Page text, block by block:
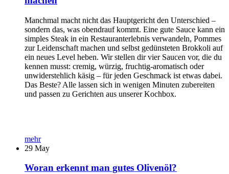
Manchmal macht nicht das Hauptgericht den Unterschied –
sondern das, was obendrauf kommt. Eine gute Sauce kann ein
simples Steak in ein Restauranterlebnis verwandeln, Pommes
zur Leidenschaft machen und selbst gedünsteten Brokkoli auf
ein neues Level heben. Wir stellen dir vier Saucen vor, die du
kennen musst: cremig, würzig, fruchtig-aromatisch oder
unwiderstehlich käsig – für jeden Geschmack ist etwas dabei.
Das Beste? Alle lassen sich in wenigen Minuten zubereiten
und passen zu Gerichten aus unserer Kochbox.
mehr
29 May
Woran erkennt man gutes Olivenöl?